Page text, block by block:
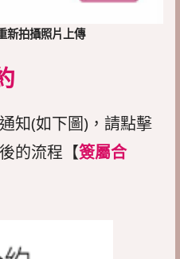
新拍攝照片上傳
知(如下圖)，請點擊
的流程【簽屬合